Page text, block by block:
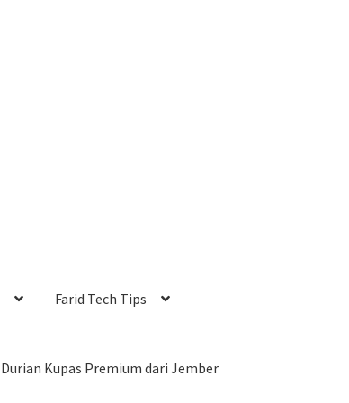
Farid Tech Tips
Durian Kupas Premium dari Jember